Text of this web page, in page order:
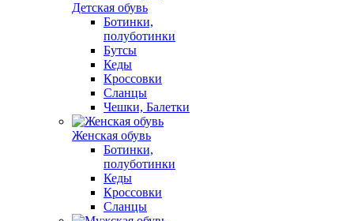
Детская обувь
Ботинки,
полуботинки
Бутсы
Кеды
Кроссовки
Сланцы
Чешки, Балетки
Женская обувь
Ботинки,
полуботинки
Кеды
Кроссовки
Сланцы